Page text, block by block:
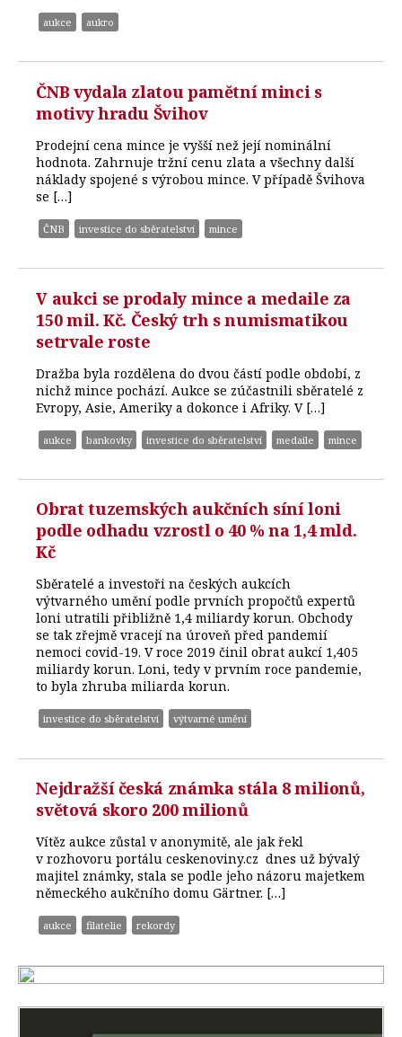
aukce aukro
ČNB vydala zlatou pamětní minci s
motivy hradu Švihov
Prodejní cena mince je vyšší než její nominální
hodnota. Zahrnuje tržní cenu zlata a všechny další
náklady spojené s výrobou mince. V případě Švihova
se […]
ČNB investice do sběratelství mince
V aukci se prodaly mince a medaile za
150 mil. Kč. Český trh s numismatikou
setrvale roste
Dražba byla rozdělena do dvou částí podle období, z
nichž mince pochází. Aukce se zúčastnili sběratelé z
Evropy, Asie, Ameriky a dokonce i Afriky. V […]
aukce bankovky investice do sběratelství medaile mince
Obrat tuzemských aukčních síní loni
podle odhadu vzrostl o 40 % na 1,4 mld.
Kč
Sběratelé a investoři na českých aukcích
výtvarného umění podle prvních propočtů expertů
loni utratili přibližně 1,4 miliardy korun. Obchody
se tak zřejmě vracejí na úroveň před pandemií
nemoci covid-19. V roce 2019 činil obrat aukcí 1,405
miliardy korun. Loni, tedy v prvním roce pandemie,
to byla zhruba miliarda korun.
investice do sběratelství výtvarné umění
Nejdražší česká známka stála 8 milionů,
světová skoro 200 milionů
Vítěz aukce zůstal v anonymitě, ale jak řekl
v rozhovoru portálu ceskenoviny.cz dnes už bývalý
majitel známky, stala se podle jeho názoru majetkem
německého aukčního domu Gärtner. […]
aukce filatelie rekordy